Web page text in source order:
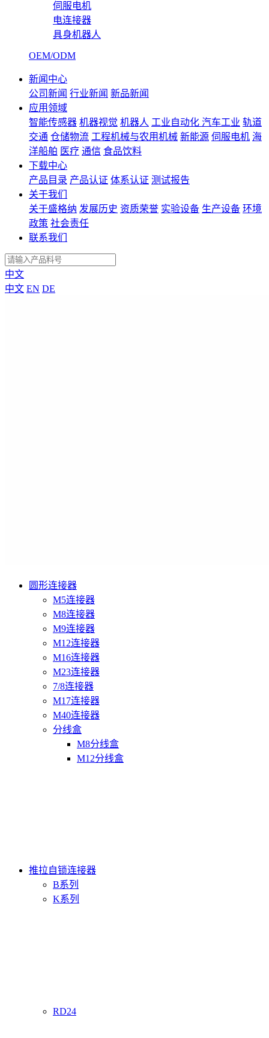
伺服电机
电连接器
具身机器人
OEM/ODM
新闻中心
公司新闻 行业新闻 新品新闻
应用领域
智能传感器 机器视觉 机器人 工业自动化 汽车工业 轨道
交通 仓储物流 工程机械与农用机械 新能源 伺服电机 海
洋船舶 医疗 通信 食品饮料
下载中心
产品目录 产品认证 体系认证 测试报告
关于我们
关于盛格纳 发展历史 资质荣誉 实验设备 生产设备 环境
政策 社会责任
联系我们
中文
中文 EN DE
圆形连接器
M5连接器
M8连接器
M9连接器
M12连接器
M16连接器
M23连接器
7/8连接器
M17连接器
M40连接器
分线盒
M8分线盒
M12分线盒
RD24
推拉自锁连接器
B系列
K系列